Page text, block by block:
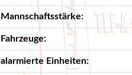
Technischer
Technischer
Technischer
Technischer
Mannschaftsstärke:
Fahrzeuge:
alarmierte Einheiten: